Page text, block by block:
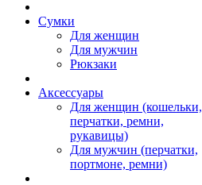
Сумки
Для женщин
Для мужчин
Рюкзаки
Аксессуары
Для женщин (кошельки,
перчатки, ремни,
рукавицы)
Для мужчин (перчатки,
портмоне, ремни)